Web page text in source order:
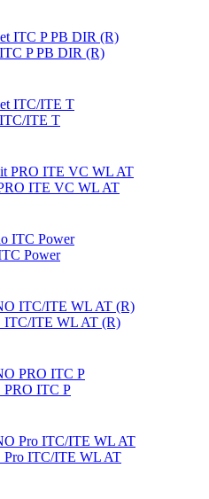
P PB DIR (R)
ITE T
ITE VC WL AT
Power
ITC/ITE WL AT (R)
PRO ITC P
Pro ITC/ITE WL AT